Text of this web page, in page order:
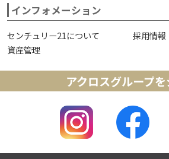
インフォメーション
センチュリー21について
採用情報
資産管理
アクロスグループ